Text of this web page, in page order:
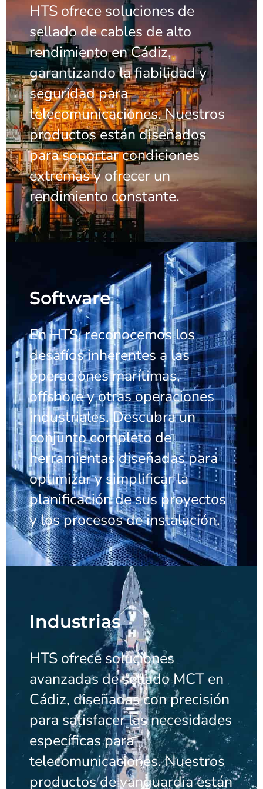
HTS ofrece soluciones de
sellado de cables de alto
rendimiento en Cádiz,
garantizando la fiabilidad y
seguridad para
telecomunicaciones. Nuestros
productos están diseñados
para soportar condiciones
extremas y ofrecer un
rendimiento constante.
Software
En HTS, reconocemos los
desafíos inherentes a las
operaciones marítimas,
offshore y otras operaciones
industriales. Descubra un
conjunto completo de
herramientas diseñadas para
optimizar y simplificar la
planificación de sus proyectos
y los procesos de instalación.
Industrias
HTS ofrece soluciones
avanzadas de sellado MCT en
Cádiz, diseñadas con precisión
para satisfacer las necesidades
específicas para
telecomunicaciones. Nuestros
productos de vanguardia están